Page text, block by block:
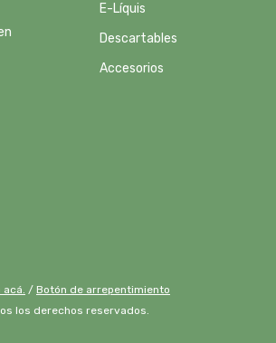
E-Líquis
Descartables
Accesorios
/ Botón de arrepentimiento
los derechos reservados.